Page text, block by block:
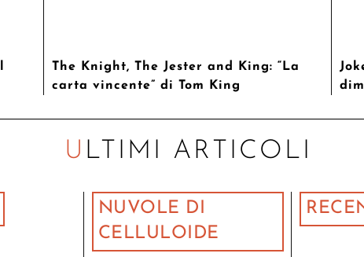
The Knight, The Jester and King: “La
carta vincente” di Tom King
ULTIMI ARTICOLI
NUVOLE DI
CELLULOIDE